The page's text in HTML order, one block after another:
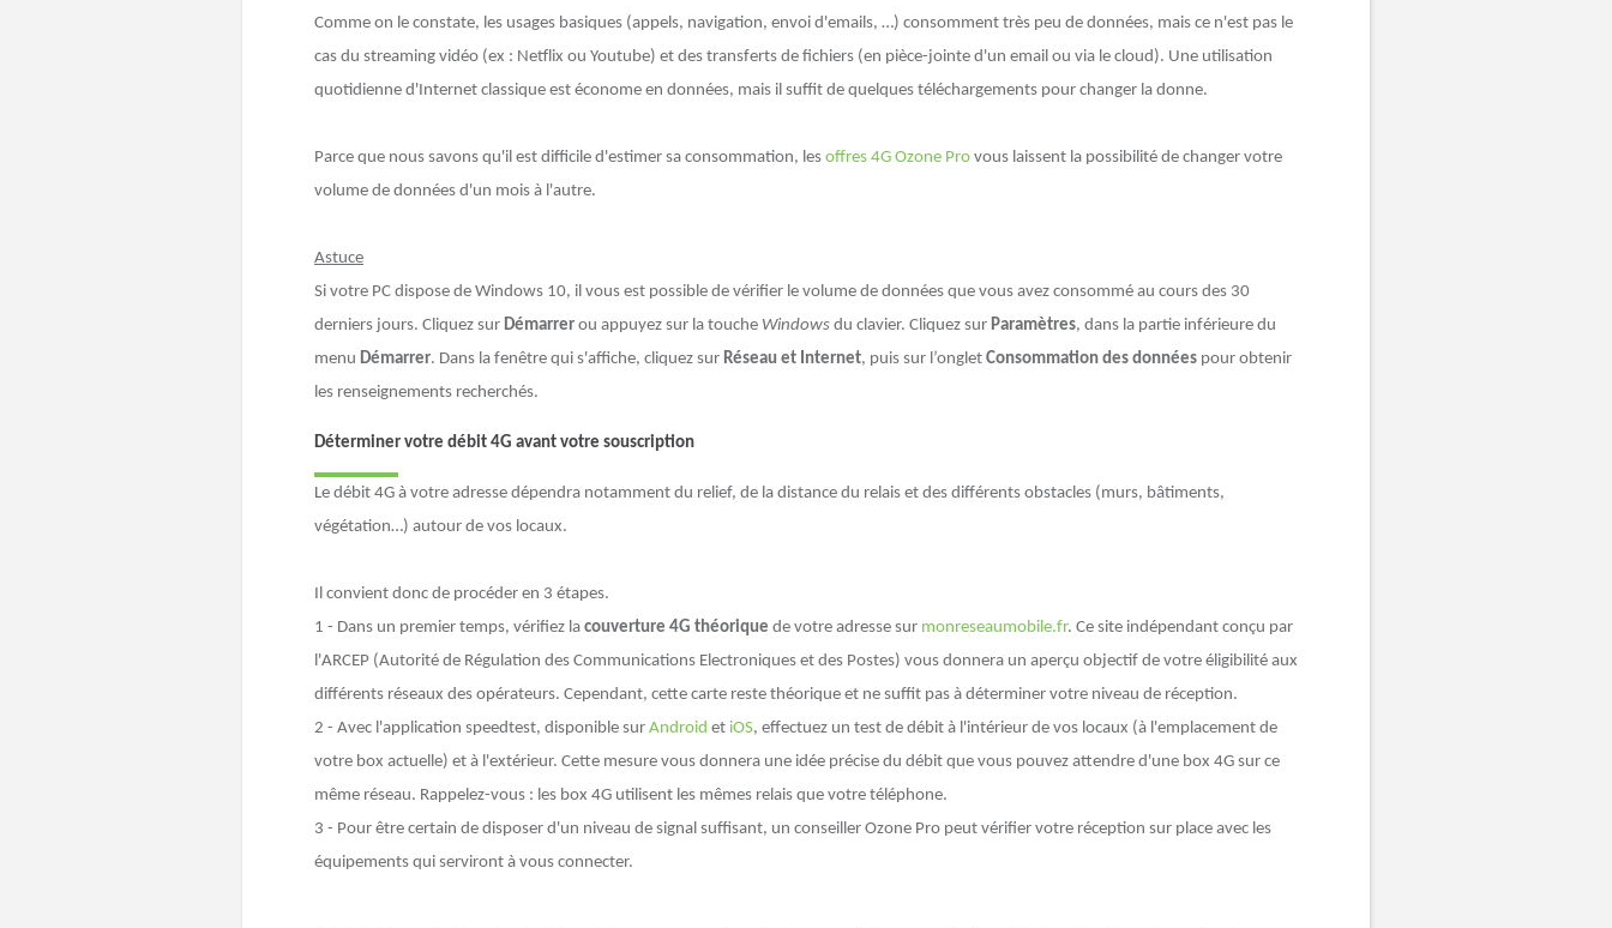
Comme on le constate, les usages basiques (appels, navigation, envoi d'emails, …) consomment très peu de données, mais ce n'est pas le
cas du streaming vidéo (ex : Netflix ou Youtube) et des transferts de fichiers (en pièce-jointe d'un email ou via le cloud). Une utilisation
quotidienne d'Internet classique est économe en données, mais il suffit de quelques téléchargements pour changer la donne.
Parce que nous savons qu'il est difficile d'estimer sa consommation, les offres 4G Ozone Pro vous laissent la possibilité de changer votre
volume de données d'un mois à l'autre.
Astuce
Si votre PC dispose de Windows 10, il vous est possible de vérifier le volume de données que vous avez consommé au cours des 30
derniers jours. Cliquez sur Démarrerou appuyez sur la touche Windowsdu clavier. Cliquez sur Paramètres, dans la partie inférieure du
menu Démarrer. Dans la fenêtre qui s'affiche, cliquez sur Réseau et Internet, puis sur l’onglet Consommation des donnéespour obtenir
les renseignements recherchés.
Déterminer votre débit 4G avant votre souscription
Le débit 4G à votre adresse dépendra notamment du relief, de la distance du relais et des différents obstacles (murs, bâtiments,
végétation…) autour de vos locaux.
Il convient donc de procéder en 3 étapes.
1 - Dans un premier temps, vérifiez la couverture 4G théorique de votre adresse sur monreseaumobile.fr. Ce site indépendant conçu par
l'ARCEP (Autorité de Régulation des Communications Electroniques et des Postes) vous donnera un aperçu objectif de votre éligibilité aux
différents réseaux des opérateurs. Cependant, cette carte reste théorique et ne suffit pas à déterminer votre niveau de réception.
2 - Avec l'application speedtest, disponible sur Android et iOS, effectuez un test de débit à l'intérieur de vos locaux (à l'emplacement de
votre box actuelle) et à l'extérieur. Cette mesure vous donnera une idée précise du débit que vous pouvez attendre d'une box 4G sur ce
même réseau. Rappelez-vous : les box 4G utilisent les mêmes relais que votre téléphone.
3 - Pour être certain de disposer d'un niveau de signal suffisant, un conseiller Ozone Pro peut vérifier votre réception sur place avec les
équipements qui serviront à vous connecter.